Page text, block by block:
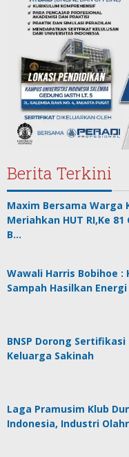
Berita Terkini
Maxim Bersama Warga
Meriahkan HUT RI,Ke 81
B…
Wawali Harris Bobihoe :
Sampah Hasilkan
BNSP Dorong
Keluarga Sakinah
Laga Pramusim Klub
Indonesia, Industri